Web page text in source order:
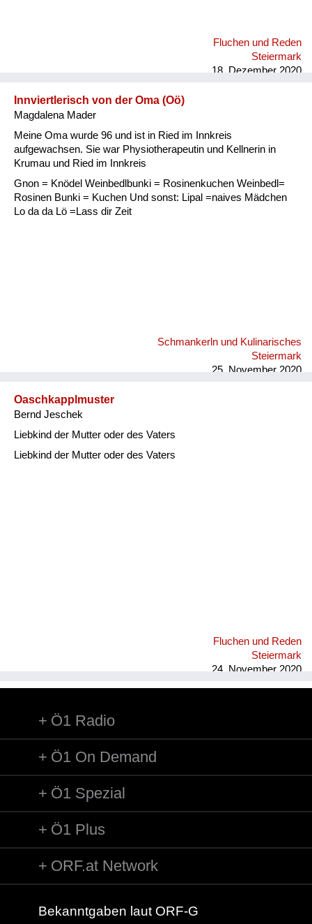
Fluchen und Reden
Steiermark
18. Dezember 2020
Innviertlerisch von der Oma (Oö)
Magdalena Mader
Meine Oma wurde 96 und ist in Ried im Innkreis
aufgewachsen. Sie war Physiotherapeutin und Kellnerin in
Krumau und Ried im Innkreis
Gnon = Knödel Weinbedlbunki = Rosinenkuchen Weinbedl=
Rosinen Bunki = Kuchen Und sonst: Lipal =naives Mädchen
Lo da da Lö =Lass dir Zeit
Schmankerln und Kulinarisches
Steiermark
25. November 2020
Oaschkapplmuster
Bernd Jeschek
Liebkind der Mutter oder des Vaters
Liebkind der Mutter oder des Vaters
Fluchen und Reden
Steiermark
24. November 2020
Ö1 Radio
Ö1 On Demand
Ö1 Spezial
Ö1 Plus
ORF.at Network
Bekanntgaben laut ORF-G